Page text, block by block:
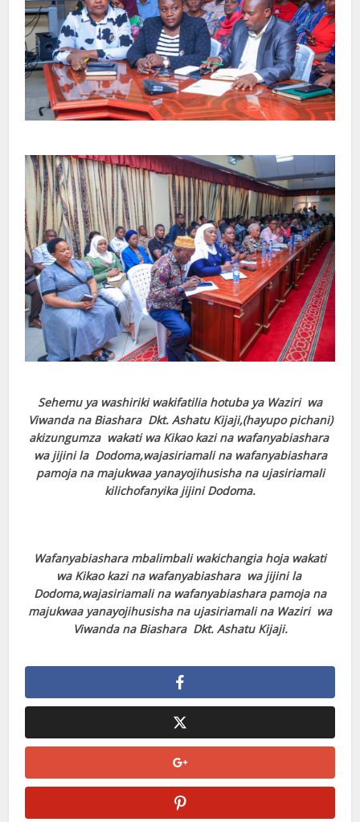
Sehemu ya washiriki wakifatilia hotuba ya Waziri wa
Viwanda na Biashara Dkt. Ashatu Kijaji,(hayupo pichani)
akizungumza wakati wa Kikao kazi na wafanyabiashara
wa jijini la Dodoma,wajasiriamali na wafanyabiashara
pamoja na majukwaa yanayojihusisha na ujasiriamali
kilichofanyika jijini Dodoma.
Wafanyabiashara mbalimbali wakichangia hoja wakati
wa Kikao kazi na wafanyabiashara wa jijini la
Dodoma,wajasiriamali na wafanyabiashara pamoja na
majukwaa yanayojihusisha na ujasiriamali na Waziri wa
Viwanda na Biashara Dkt. Ashatu Kijaji.